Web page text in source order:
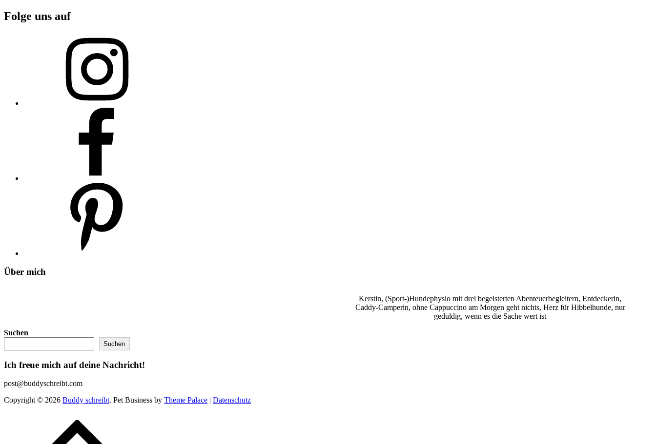
Folge uns auf
Über mich
Kerstin, (Sport-)Hundephysio mit drei begeisterten Abenteuerbegleitern, Entdeckerin,
Caddy-Camperin, ohne Cappuccino am Morgen geht nichts, Herz für Hibbelhunde, nur
geduldig, wenn es die Sache wert ist
Suchen
Suchen
Ich freue mich auf deine Nachricht!
post@buddyschreibt.com
Copyright © 2026 Buddy schreibt. Pet Business by Theme Palace | Datenschutz